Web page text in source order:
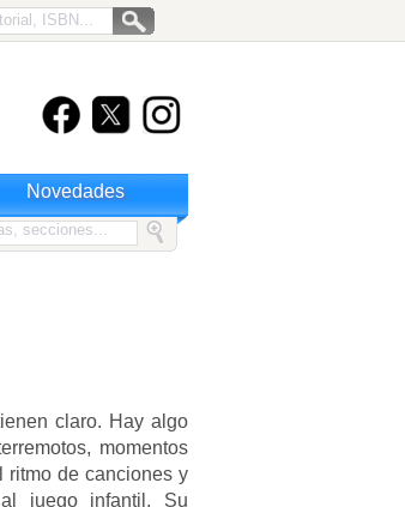
Novedades
claro. Hay algo
momentos
ritmo de canciones y
al juego infantil. Su